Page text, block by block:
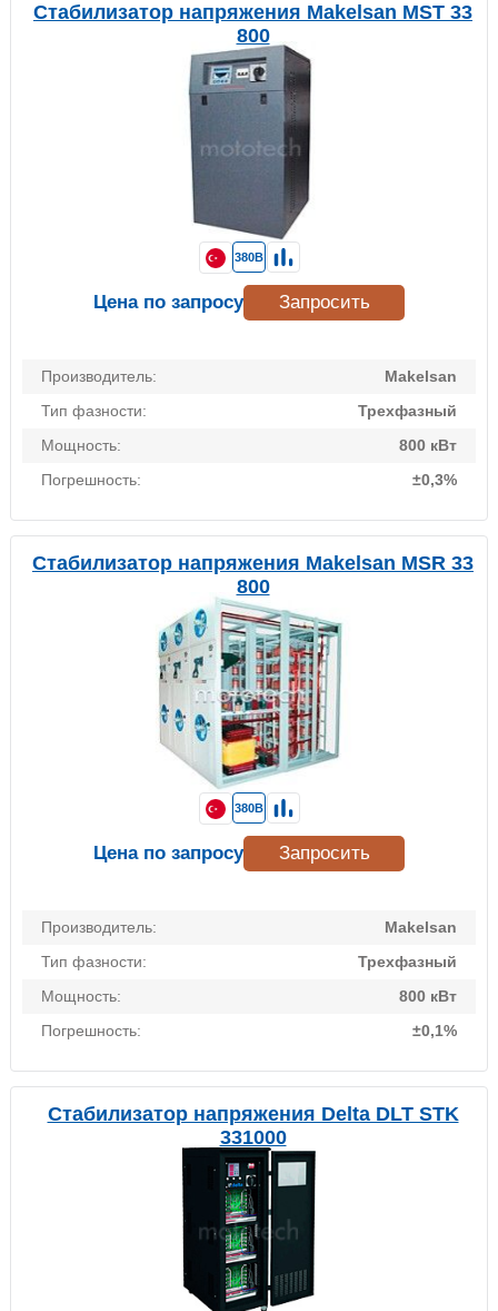
Стабилизатор напряжения Makelsan MST 33
800
Производитель:
Makelsan
Тип фазности:
Трехфазный
Мощность:
800 кВт
Погрешность:
±0,3%
380В
Цена по запросу Запросить
Стабилизатор напряжения Makelsan MSR 33
800
Производитель:
Makelsan
Тип фазности:
Трехфазный
Мощность:
800 кВт
Погрешность:
±0,1%
380В
Цена по запросу Запросить
Стабилизатор напряжения Delta DLT STK
331000